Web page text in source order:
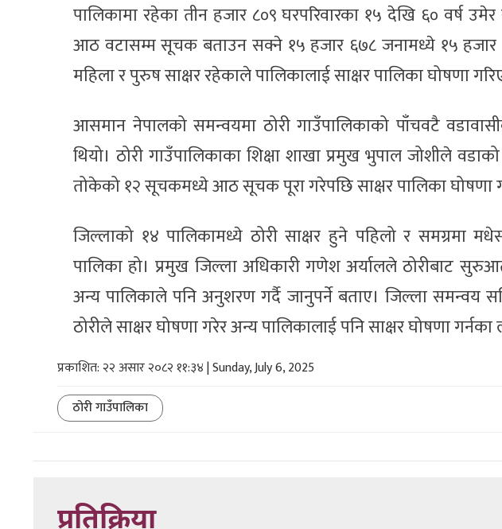
पालिकामा रहेका तीन हजार ८०९ घरपरिवारका १५ देखि ६० वर्ष
आठ वटासम्म सूचक बताउन सक्ने १५ हजार ६७८ जनामध्ये १५ हजार
महिला र पुरुष साक्षर रहेकाले पालिकालाई साक्षर पालिका घोषणा
आसमान नेपालको समन्वयमा ठोरी गाउँपालिकाको पाँचवटै
थियो। ठोरी गाउँपालिकाका शिक्षा शाखा प्रमुख भुपाल जोशीले
तोकेको १२ सूचकमध्ये आठ सूचक पूरा गरेपछि साक्षर पालिका घोषणा
जिल्लाको १४ पालिकामध्ये ठोरी साक्षर हुने पहिलो र समग्रमा
पालिका हो। प्रमुख जिल्ला अधिकारी गणेश अर्यालले ठोरीबाट
अन्य पालिकाले पनि अनुशरण गर्दै जानुपर्ने बताए। जिल्ला समन्वय
ठोरीले साक्षर घोषणा गरेर अन्य पालिकालाई पनि साक्षर घोषणा
प्रकाशित: २२ असार २०८२ ११:३४ | Sunday, July 6, 2025
ठोरी गाउँपालिका
प्रतिक्रिया